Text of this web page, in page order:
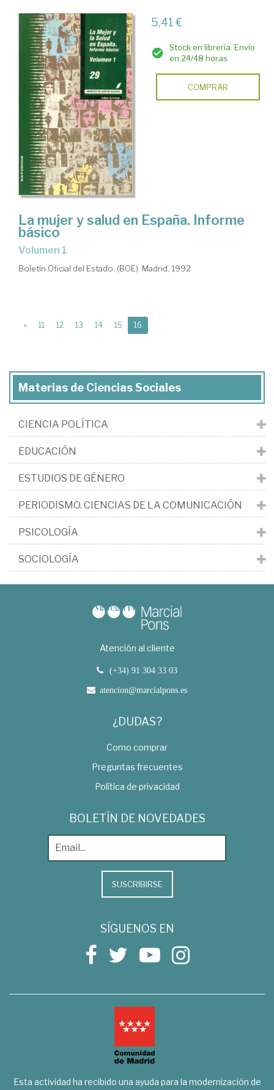
5,41 €
Stock en librería. Envío
en 24/48 horas
COMPRAR
La mujer y salud en España. Informe
básico
Volumen 1
Boletín Oficial del Estado. (BOE). Madrid, 1992
« 11 12 13 14 15 16
Materias de Ciencias Sociales
CIENCIA POLÍTICA
EDUCACIÓN
ESTUDIOS DE GÉNERO
PERIODISMO. CIENCIAS DE LA COMUNICACIÓN
PSICOLOGÍA
SOCIOLOGÍA
Atención al cliente
(+34) 91 304 33 03
atencion@marcialpons.es
¿DUDAS?
Como comprar
Preguntas frecuentes
Política de privacidad
BOLETÍN DE NOVEDADES
SUSCRIBIRSE
SÍGUENOS EN
Esta actividad ha recibido una ayuda para la modernización de